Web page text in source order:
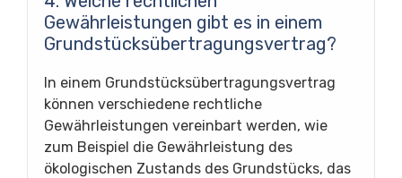
Gewährleistungen gibt es in einem
Grundstücksübertragungsvertrag?
In einem Grundstücksübertragungsvertrag
können verschiedene rechtliche
Gewährleistungen vereinbart werden, wie
zum Beispiel die Gewährleistung des
ökologischen Zustands des Grundstücks, das